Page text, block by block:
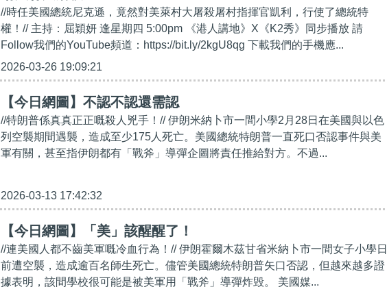
//時任美國總統尼克遜，竟然對美萊村大屠殺屠村指揮官凱利，行使了總統特
權！// 主持：屈穎妍 逢星期四 5:00pm 《港人講地》X《K2秀》同步播放 請
Follow我們的YouTube頻道：https://bit.ly/2kgU8qg 下載我們的手機應...
2026-03-26 19:09:21
【今日網圖】不認不認還需認
//特朗普係真真正正嘅殺人兇手！// 伊朗米納卜市一間小學2月28日在美國與以色
列空襲期間遇襲，造成至少175人死亡。美國總統特朗普一直死口否認事件與美
軍有關，甚至指伊朗都有「戰斧」導彈企圖將責任推給對方。不過...
2026-03-13 17:42:32
【今日網圖】「美」該醒醒了！
//連美國人都不齒美軍嘅冷血行為！// 伊朗霍爾木茲甘省米納卜市一間女子小學日
前遭空襲，造成逾百名師生死亡。儘管美國總統特朗普矢口否認，但越來越多證
據表明，該間學校很可能是被美軍用「戰斧」導彈炸毁。 美國媒...